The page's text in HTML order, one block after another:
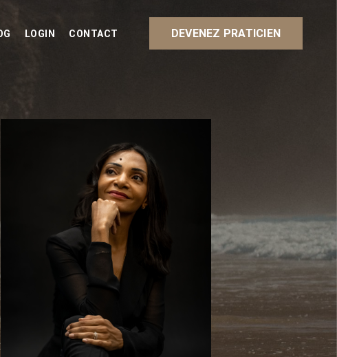
LOGIN CONTACT DEVENEZ PRATICIEN